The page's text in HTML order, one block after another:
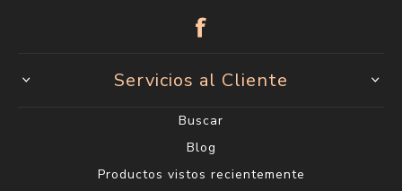
Servicios al Cliente
Buscar
Blog
Productos vistos recientemente